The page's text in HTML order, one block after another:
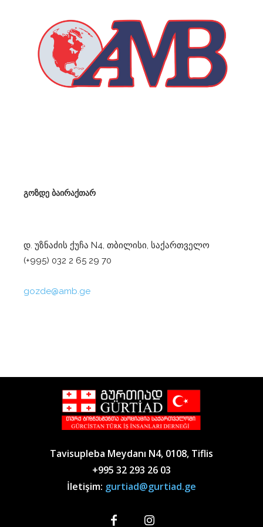
გოზდე ბაირაქთარ
დ. უზნაძის ქუჩა N4, თბილისი, საქართველო
(+995) 032 2 65 29 70
gozde@amb.ge
Tavisupleba Meydanı N4, 0108, Tiflis
+995 32 293 26 03
İletişim: gurtiad@gurtiad.ge